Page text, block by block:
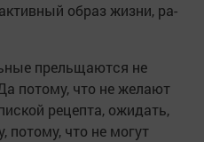
образ жизни, ра­
прельщаются не
потому, что не желают
рецепта, ожи­дать,
потому, что не мо­гут